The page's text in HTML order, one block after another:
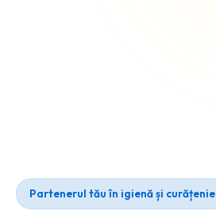
Partenerul tău în igienă și curățenie